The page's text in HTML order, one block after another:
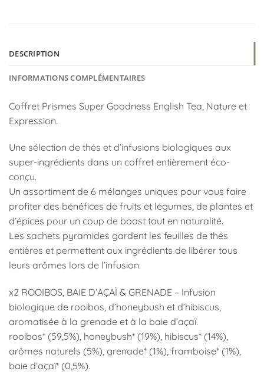
DESCRIPTION
INFORMATIONS COMPLÉMENTAIRES
Coffret Prismes Super Goodness English Tea, Nature et
Expression.
Une sélection de thés et d’infusions biologiques aux
super-ingrédients dans un coffret entièrement éco-
conçu.
Un assortiment de 6 mélanges uniques pour vous faire
profiter des bénéfices de fruits et légumes, de plantes et
d’épices pour un coup de boost tout en naturalité.
Les sachets pyramides gardent les feuilles de thés
entières et permettent aux ingrédients de libérer tous
leurs arômes lors de l’infusion.
x2 ROOIBOS, BAIE D’AÇAÏ & GRENADE – Infusion
biologique de rooibos, d’honeybush et d’hibiscus,
aromatisée à la grenade et à la baie d’açaï.
rooibos* (59,5%), honeybush* (19%), hibiscus* (14%),
arômes naturels (5%), grenade* (1%), framboise* (1%),
baie d’açaï* (0,5%).